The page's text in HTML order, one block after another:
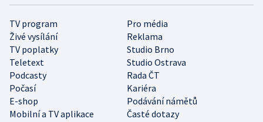
TV program
Pro média
Živé vysílání
Reklama
TV poplatky
Studio Brno
Teletext
Studio Ostrava
Podcasty
Rada ČT
Počasí
Kariéra
E-shop
Podávání námětů
Mobilní a TV aplikace
Časté dotazy